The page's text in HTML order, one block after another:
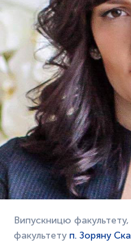
Випускницю
факультету п. Зоряну